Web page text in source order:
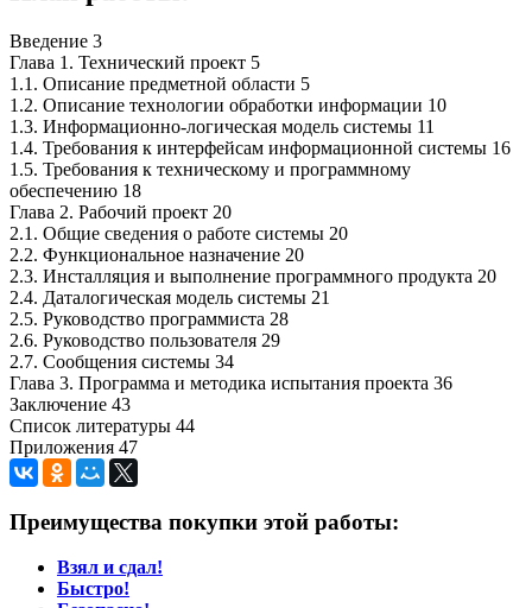
Введение 3
Глава 1. Технический проект 5
1.1. Описание предметной области 5
1.2. Описание технологии обработки информации 10
1.3. Информационно-логическая модель системы 11
1.4. Требования к интерфейсам информационной системы 16
1.5. Требования к техническому и программному
обеспечению 18
Глава 2. Рабочий проект 20
2.1. Общие сведения о работе системы 20
2.2. Функциональное назначение 20
2.3. Инсталляция и выполнение программного продукта 20
2.4. Даталогическая модель системы 21
2.5. Руководство программиста 28
2.6. Руководство пользователя 29
2.7. Сообщения системы 34
Глава 3. Программа и методика испытания проекта 36
Заключение 43
Список литературы 44
Приложения 47
Преимущества покупки этой работы:
Взял и сдал!
Быстро!